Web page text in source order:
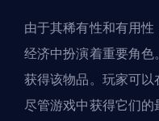
由于其稀有性和有用
经济中扮演着重要角
获得该物品。玩家可以
尽管游戏中获得它们